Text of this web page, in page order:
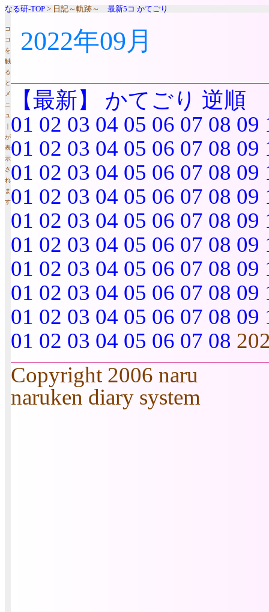
なる研-TOP > 日記～軌跡～ 最新5コ かてごり
コ
コ
を
触
る
と
メ
ニ
ュ
｜
が
表
示
さ
れ
ま
す
2022年09月
【最新】 かてごり 逆順
01 02 03 04 05 06 07 08 09
01 02 03 04 05 06 07 08 09
01 02 03 04 05 06 07 08 09
01 02 03 04 05 06 07 08 09
01 02 03 04 05 06 07 08 09
01 02 03 04 05 06 07 08 09
01 02 03 04 05 06 07 08 09
01 02 03 04 05 06 07 08 09
01 02 03 04 05 06 07 08 09
01 02 03 04 05 06 07 08
Copyright 2006 naru
naruken diary system